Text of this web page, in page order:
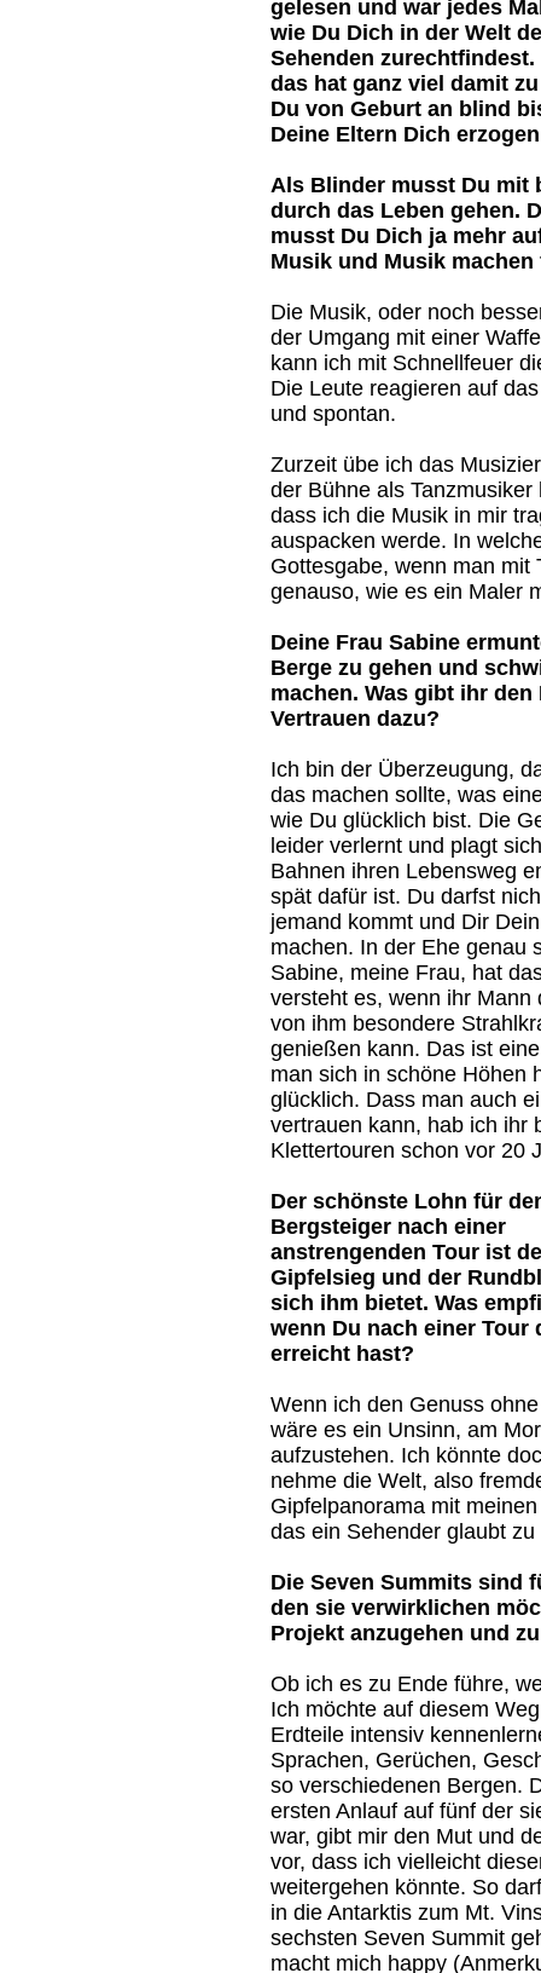
gelesen und war jedes
wie Du Dich in der Welt
Sehenden zurechtfindest.
das hat ganz viel damit
Du von Geburt an blind
Deine Eltern Dich
Als Blinder musst Du mit
durch das Leben gehen.
musst Du Dich ja mehr
Musik und Musik machen
Die Musik, oder noch
der Umgang mit einer
kann ich mit Schnellfeuer
Die Leute reagieren auf
und spontan.
Zurzeit übe ich das
der Bühne als
dass ich die Musik in mir
auspacken werde. In
Gottesgabe, wenn man mit
genauso, wie es ein Maler
Deine Frau Sabine
Berge zu gehen und
machen. Was gibt ihr den
Vertrauen dazu?
Ich bin der Überzeugung,
das machen sollte, was
wie Du glücklich bist. Die
leider verlernt und plagt
Bahnen ihren Lebensweg
spät dafür ist. Du darfst
jemand kommt und Dir
machen. In der Ehe genau
Sabine, meine Frau, hat
versteht es, wenn ihr
von ihm besondere
genießen kann. Das ist
man sich in schöne Höhen
glücklich. Dass man auch
vertrauen kann, hab ich ihr
Klettertouren schon vor 20
Der schönste Lohn für
Bergsteiger nach einer
anstrengenden Tour ist
Gipfelsieg und der
sich ihm bietet. Was
wenn Du nach einer Tour
erreicht hast?
Wenn ich den Genuss
wäre es ein Unsinn, am
aufzustehen. Ich könnte
nehme die Welt, also
Gipfelpanorama mit
das ein Sehender glaubt zu
Die Seven Summits sind
den sie verwirklichen
Projekt anzugehen und
Ob ich es zu Ende führe,
Ich möchte auf diesem
Erdteile intensiv
Sprachen, Gerüchen,
so verschiedenen Bergen.
ersten Anlauf auf fünf der
war, gibt mir den Mut und
vor, dass ich vielleicht
weitergehen könnte. So
in die Antarktis zum Mt.
sechsten Seven Summit
macht mich happy